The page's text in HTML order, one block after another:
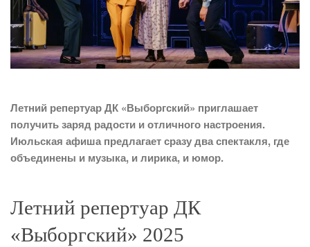
Летний репертуар ДК «Выборгский» приглашает
получить заряд радости и отличного настроения.
Июльская афиша предлагает сразу два спектакля, где
объединены и музыка, и лирика, и юмор.
Летний репертуар ДК
«Выборгский» 2025